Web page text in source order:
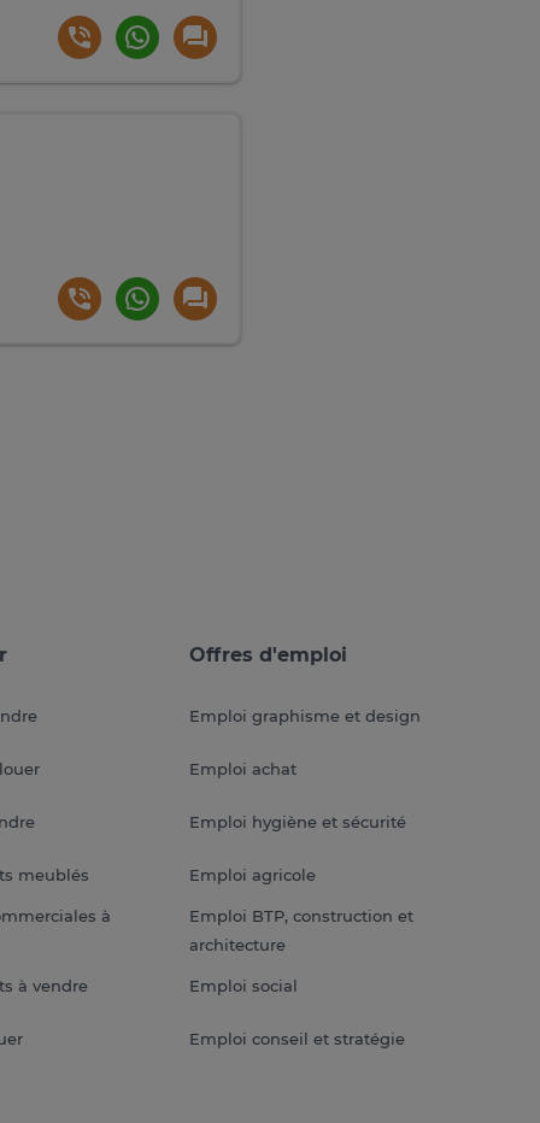
meublés
à
à vendre
Offres d'emploi
Emploi graphisme et design
Emploi achat
Emploi hygiène et sécurité
Emploi agricole
Emploi BTP, construction et
architecture
Emploi social
Emploi conseil et stratégie